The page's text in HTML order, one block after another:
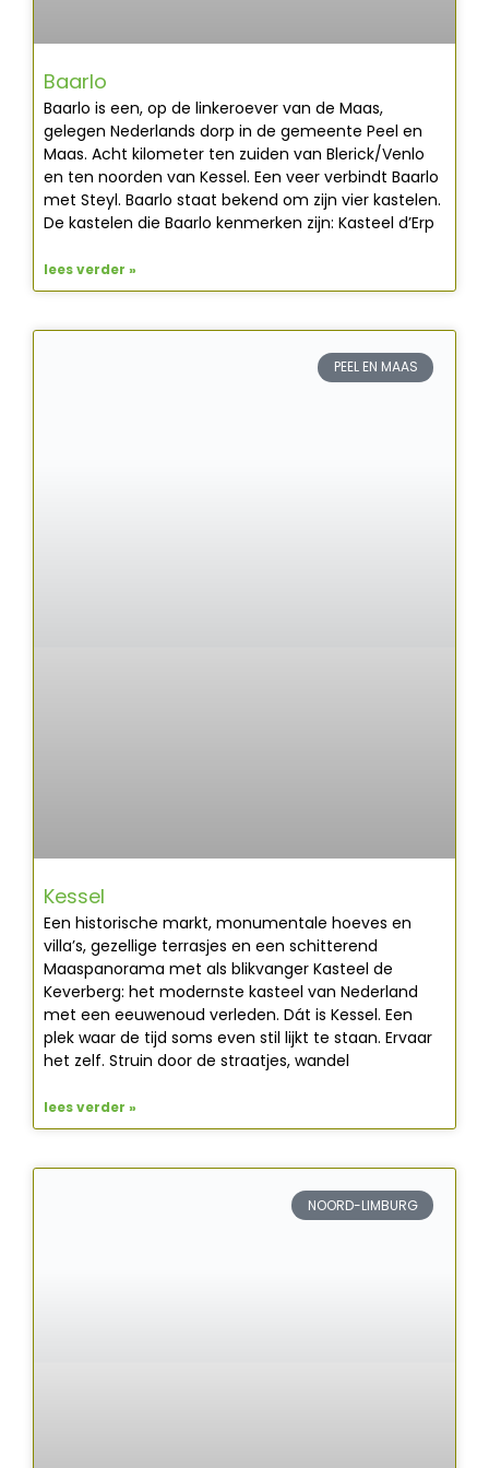
Baarlo
Baarlo is een, op de linkeroever van de Maas,
gelegen Nederlands dorp in de gemeente Peel en
Maas. Acht kilometer ten zuiden van Blerick/Venlo
en ten noorden van Kessel. Een veer verbindt Baarlo
met Steyl. Baarlo staat bekend om zijn vier kastelen.
De kastelen die Baarlo kenmerken zijn: Kasteel d’Erp
lees verder »
PEEL EN MAAS
Kessel
Een historische markt, monumentale hoeves en
villa’s, gezellige terrasjes en een schitterend
Maaspanorama met als blikvanger Kasteel de
Keverberg: het modernste kasteel van Nederland
met een eeuwenoud verleden. Dát is Kessel. Een
plek waar de tijd soms even stil lijkt te staan. Ervaar
het zelf. Struin door de straatjes, wandel
lees verder »
NOORD-LIMBURG